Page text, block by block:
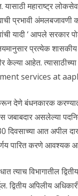
यासाठी महाराष्ट्र
प्रभावी अंमलबजावणी
यादी ‘ आपले
प्रत्येक शासकीय
केल्या आहेत.
services at
करून देणे बंधनकारक
जबाबदार असलेल्या
दिवसाच्या आत अपील
पारित करणे आवश्यक
त्याच विभागातील
अपिलीय